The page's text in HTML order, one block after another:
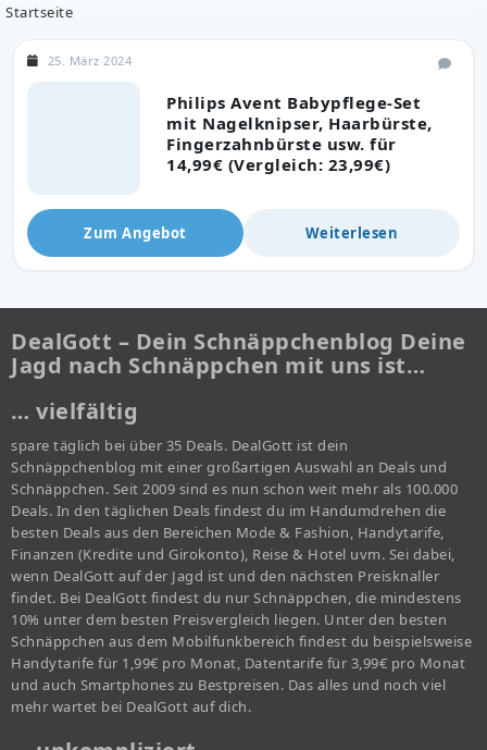
Startseite
Philips Avent Babypflege-Set
mit Nagelknipser, Haarbürste,
Fingerzahnbürste usw. für
14,99€ (Vergleich: 23,99€)
25. März 2024
Zum Angebot Weiterlesen
DealGott – Dein Schnäppchenblog Deine
Jagd nach Schnäppchen mit uns ist…
… vielfältig
spare täglich bei über 35 Deals. DealGott ist dein
Schnäppchenblog mit einer großartigen Auswahl an Deals und
Schnäppchen. Seit 2009 sind es nun schon weit mehr als 100.000
Deals. In den täglichen Deals findest du im Handumdrehen die
besten Deals aus den Bereichen Mode & Fashion, Handytarife,
Finanzen (Kredite und Girokonto), Reise & Hotel uvm. Sei dabei,
wenn DealGott auf der Jagd ist und den nächsten Preisknaller
findet. Bei DealGott findest du nur Schnäppchen, die mindestens
10% unter dem besten Preisvergleich liegen. Unter den besten
Schnäppchen aus dem Mobilfunkbereich findest du beispielsweise
Handytarife für 1,99€ pro Monat, Datentarife für 3,99€ pro Monat
und auch Smartphones zu Bestpreisen. Das alles und noch viel
mehr wartet bei DealGott auf dich.